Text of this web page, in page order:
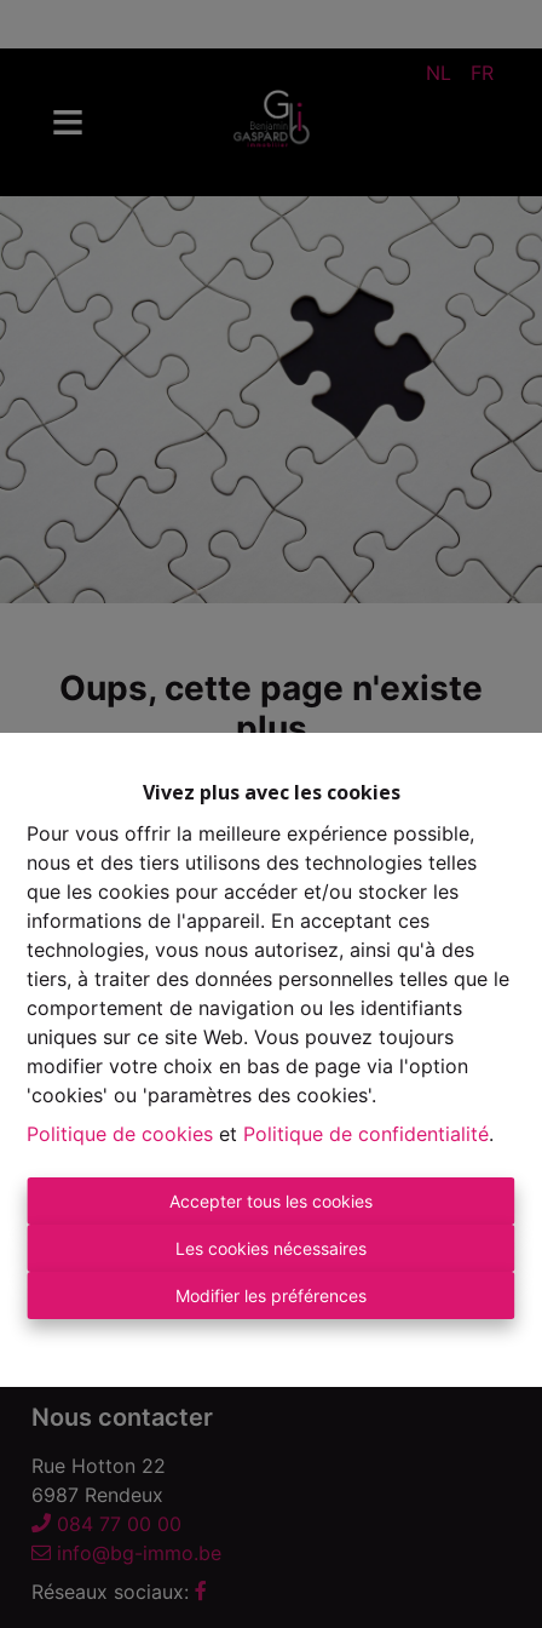
Vivez plus avec les cookies
Pour vous offrir la meilleure expérience possible,
nous et des tiers utilisons des technologies telles
que les cookies pour accéder et/ou stocker les
informations de l'appareil. En acceptant ces
technologies, vous nous autorisez, ainsi qu'à des
tiers, à traiter des données personnelles telles que le
comportement de navigation ou les identifiants
uniques sur ce site Web. Vous pouvez toujours
modifier votre choix en bas de page via l'option
'cookies' ou 'paramètres des cookies'.
Politique de cookies et Politique de confidentialité.
Accepter tous les cookies
Les cookies nécessaires
Modifier les préférences
NL FR
Oups, cette page n'existe
plus
À Vendre À Louer
Autorité de surveillance:
du Luxembourg 16 B – 1000 Bruxelles. Sous
des devoirs de l\'agent immobilier
Déclaration de confidentialité-Conditions
Nous contacter
Rue Hotton 22
6987 Rendeux
084 77 00 00
info@bg-immo.be
Réseaux sociaux: